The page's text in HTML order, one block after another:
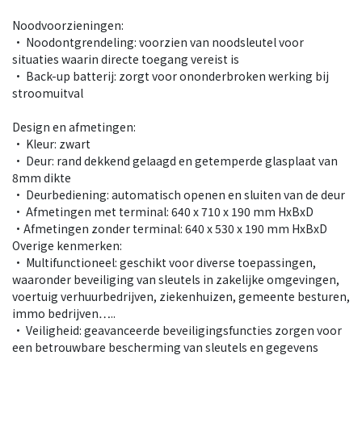
Noodvoorzieningen:
• Noodontgrendeling: voorzien van noodsleutel voor
situaties waarin directe toegang vereist is
• Back-up batterij: zorgt voor ononderbroken werking bij
stroomuitval
Design en afmetingen:
• Kleur: zwart
• Deur: rand dekkend gelaagd en getemperde glasplaat van
8mm dikte
• Deurbediening: automatisch openen en sluiten van de deur
• Afmetingen met terminal: 640 x 710 x 190 mm HxBxD
•Afmetingen zonder terminal: 640 x 530 x 190 mm HxBxD
Overige kenmerken:
• Multifunctioneel: geschikt voor diverse toepassingen,
waaronder beveiliging van sleutels in zakelijke omgevingen,
voertuig verhuurbedrijven, ziekenhuizen, gemeente besturen,
immo bedrijven…..
• Veiligheid: geavanceerde beveiligingsfuncties zorgen voor
een betrouwbare bescherming van sleutels en gegevens